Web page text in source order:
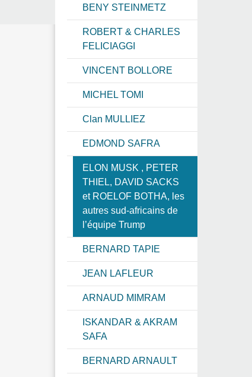
BENY STEINMETZ
ROBERT & CHARLES
FELICIAGGI
VINCENT BOLLORE
MICHEL TOMI
Clan MULLIEZ
EDMOND SAFRA
ELON MUSK , PETER
THIEL, DAVID SACKS
et ROELOF BOTHA, les
autres sud-africains de
l’équipe Trump
BERNARD TAPIE
JEAN LAFLEUR
ARNAUD MIMRAM
ISKANDAR & AKRAM
SAFA
BERNARD ARNAULT